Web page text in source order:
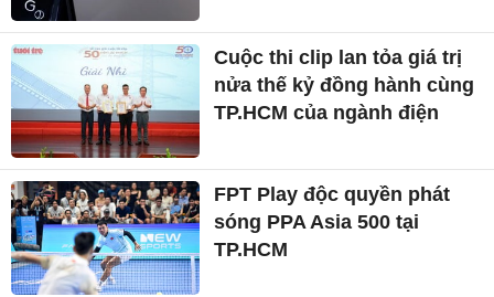
Cuộc thi clip lan tỏa giá trị
nửa thế kỷ đồng hành cùng
TP.HCM của ngành điện
FPT Play độc quyền phát
sóng PPA Asia 500 tại
TP.HCM